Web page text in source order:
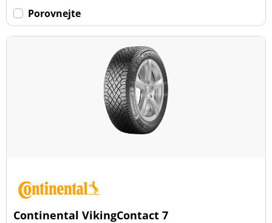
Porovnejte
Continental VikingContact 7